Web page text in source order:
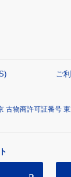
ご
古物商許可証番号